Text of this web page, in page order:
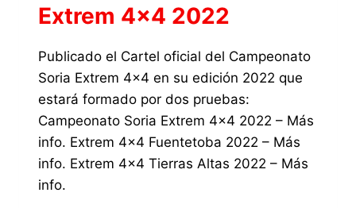
Extrem 4×4 2022
Publicado el Cartel oficial del Campeonato
Soria Extrem 4×4 en su edición 2022 que
estará formado por dos pruebas:
Campeonato Soria Extrem 4×4 2022 – Más
info. Extrem 4×4 Fuentetoba 2022 – Más
info. Extrem 4×4 Tierras Altas 2022 – Más
info.